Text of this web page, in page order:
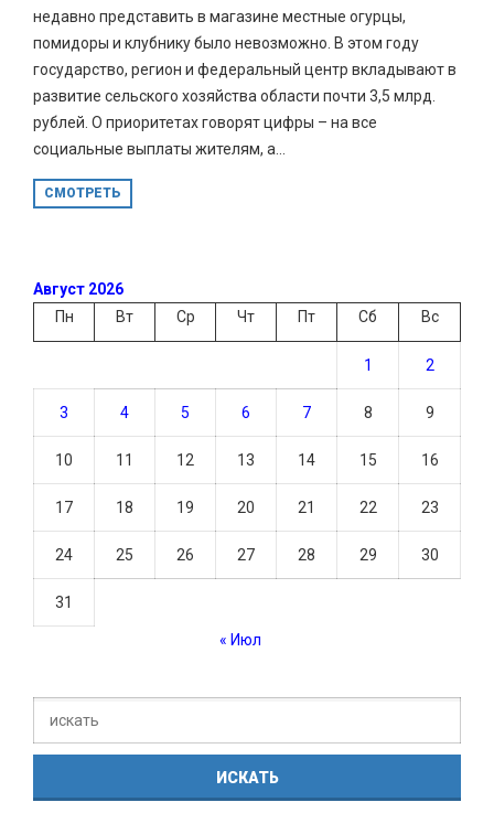
недавно представить в магазине местные огурцы,
помидоры и клубнику было невозможно. В этом году
государство, регион и федеральный центр вкладывают в
развитие сельского хозяйства области почти 3,5 млрд.
рублей. О приоритетах говорят цифры – на все
социальные выплаты жителям, а...
СМОТРЕТЬ
Август 2026
Пн
Вт Ср Чт Пт Сб Вс
1 2
3 4 5 6 7 8 9
10 11 12 13 14 15 16
17 18 19 20 21 22 23
24 25 26 27 28 29 30
31
« Июл